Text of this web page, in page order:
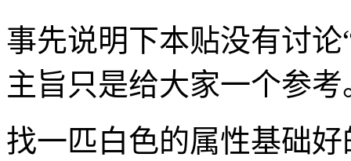
事先说明下本贴没有讨
主旨只是给大家一个参考
找一匹白色的属性基础